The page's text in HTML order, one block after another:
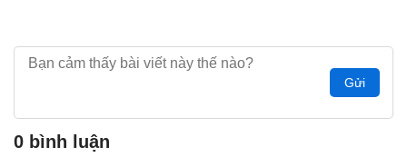
Gửi
0 bình luận